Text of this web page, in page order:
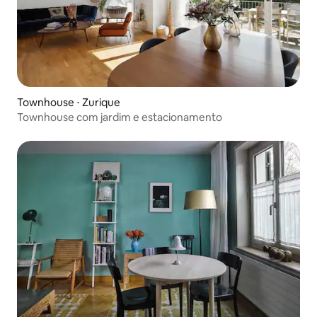
Townhouse ⋅ Zurique
Townhouse com jardim e estacionamento